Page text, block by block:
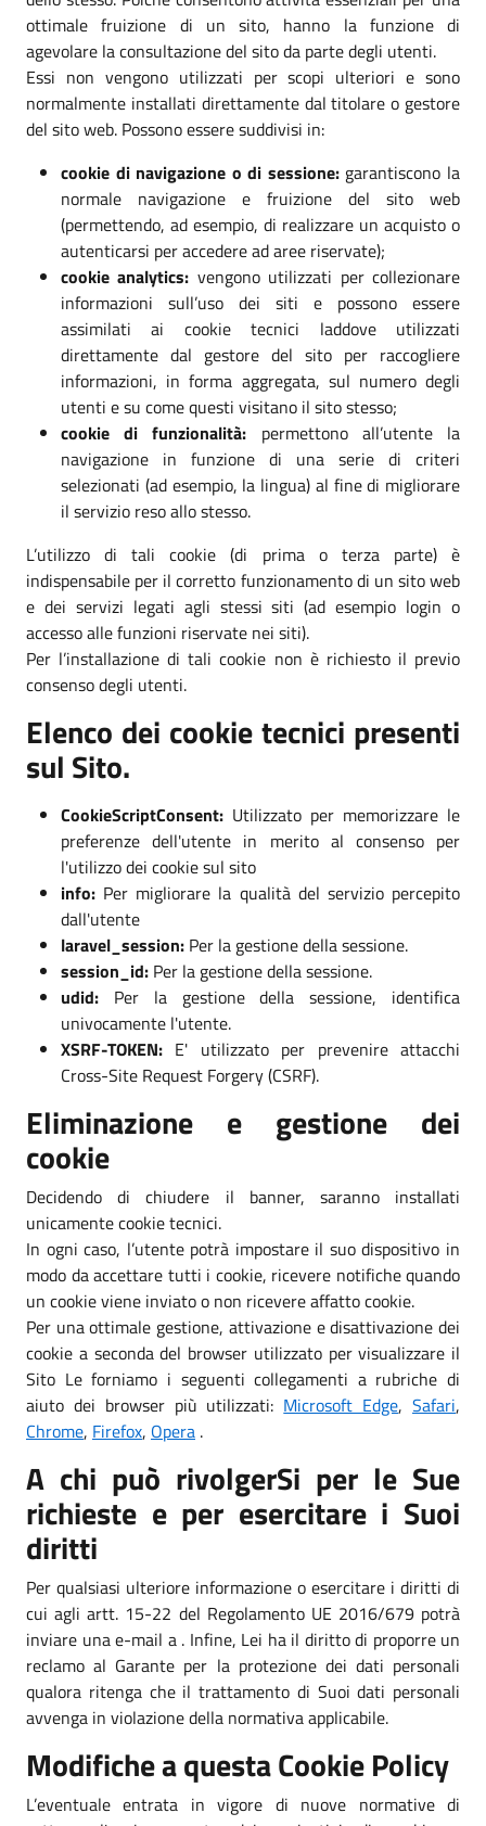
ottimale fruizione di un sito, hanno la funzione di
agevolare la consultazione del sito da parte degli utenti.
Essi non vengono utilizzati per scopi ulteriori e sono
normalmente installati direttamente dal titolare o gestore
del sito web. Possono essere suddivisi in:
cookie di navigazione o di sessione:garantiscono la
normale navigazione e fruizione del sito web
(permettendo, ad esempio, di realizzare un acquisto o
autenticarsi per accedere ad aree riservate);
cookie analytics: vengono utilizzati per collezionare
informazioni sull’uso dei siti e possono essere
assimilati ai cookie tecnici laddove utilizzati
direttamente dal gestore del sito per raccogliere
informazioni, in forma aggregata, sul numero degli
utenti e su come questi visitano il sito stesso;
cookie di funzionalità: permettono all’utente la
navigazione in funzione di una serie di criteri
selezionati (ad esempio, la lingua) al fine di migliorare
il servizio reso allo stesso.
L’utilizzo di tali cookie (di prima o terza parte) è
indispensabile per il corretto funzionamento di un sito web
e dei servizi legati agli stessi siti (ad esempio login o
accesso alle funzioni riservate nei siti).
Per l’installazione di tali cookie non è richiesto il previo
consenso degli utenti.
Elenco dei cookie tecnici presenti
sul Sito.
CookieScriptConsent: Utilizzato per memorizzare le
preferenze dell'utente in merito al consenso per
l'utilizzo dei cookie sul sito
info: Per migliorare la qualità del servizio percepito
dall'utente
laravel_session: Per la gestione della sessione.
session_id: Per la gestione della sessione.
udid: Per la gestione della sessione, identifica
univocamente l'utente.
XSRF-TOKEN: E' utilizzato per prevenire attacchi
Cross-Site Request Forgery (CSRF).
Eliminazione e gestione dei
cookie
Decidendo di chiudere il banner, saranno installati
unicamente cookie tecnici.
In ogni caso, l’utente potrà impostare il suo dispositivo in
modo da accettare tutti i cookie, ricevere notifiche quando
un cookie viene inviato o non ricevere affatto cookie.
Per una ottimale gestione, attivazione e disattivazione dei
cookie a seconda del browser utilizzato per visualizzare il
Sito Le forniamo i seguenti collegamenti a rubriche di
aiuto dei browser più utilizzati: Microsoft Edge,Safari,
Chrome, Firefox, Opera .
A chi può rivolgerSi per le Sue
richieste e per esercitare i Suoi
diritti
Per qualsiasi ulteriore informazione o esercitare i diritti di
cui agli artt. 15-22 del Regolamento UE 2016/679 potrà
inviare una e-mail a . Infine, Lei ha il diritto di proporre un
reclamo al Garante per la protezione dei dati personali
qualora ritenga che il trattamento di Suoi dati personali
avvenga in violazione della normativa applicabile.
Modifiche a questa Cookie Policy
L’eventuale entrata in vigore di nuove normative di